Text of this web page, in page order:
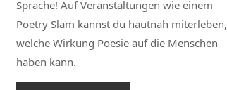
Sprache! Auf Veranstaltungen wie einem
Poetry Slam kannst du hautnah miterleben,
welche Wirkung Poesie auf die Menschen
haben kann.